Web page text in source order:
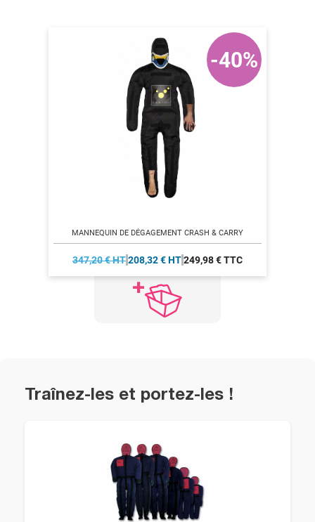
MANNEQUIN DE DÉGAGEMENT CRASH & CARRY
347,20 € HT208,32 € HT249,98 € TTC
-40%
Traînez-les et portez-les !